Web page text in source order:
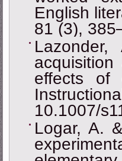
English
81 (3),
effects of
10.1007/
Logar, A.